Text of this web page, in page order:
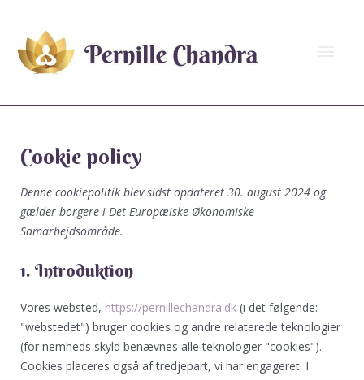
indholdet
Cookie policy
Denne cookiepolitik blev sidst opdateret 30. august 2024 og
gælder borgere i Det Europæiske Økonomiske
Samarbejdsområde.
1. Introduktion
Vores websted, https://pernillechandra.dk(i det følgende:
"webstedet") bruger cookies og andre relaterede teknologier
(for nemheds skyld benævnes alle teknologier "cookies").
Cookies placeres også af tredjepart, vi har engageret. I
elementor
complianz
wp-
wordpress
diverse